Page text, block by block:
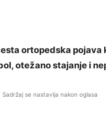
ortopedska pojava
otežano stajanje i
Sadržaj se nastavlja nakon oglasa